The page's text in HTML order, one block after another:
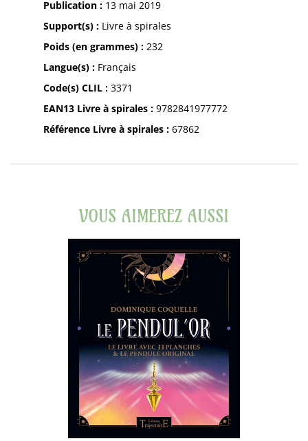
Publication :13 mai 2019
Support(s) :Livre à spirales
Poids (en grammes) :232
Langue(s) :Français
Code(s) CLIL :3371
EAN13 Livre à spirales :9782841977772
Référence Livre à spirales :67862
VOUS AIMEREZ AUSSI